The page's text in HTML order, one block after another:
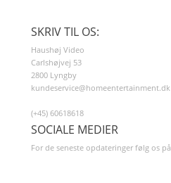
SKRIV TIL OS:
Haushøj Video
Carlshøjvej 53
2800 Lyngby
kundeservice@homeentertainment.dk
(+45) 60618618
SOCIALE MEDIER
For de seneste opdateringer følg os på